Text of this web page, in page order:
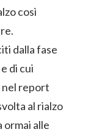
così
dalla fase
di cui
nel report
al rialzo
ormai alle